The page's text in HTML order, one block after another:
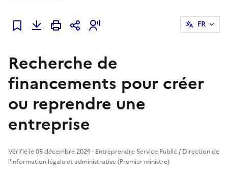
Ajouter à mes favoris
FR
Recherche de
financements pour créer
ou reprendre une
entreprise
Vérifié le 05 décembre 2024 - Entreprendre Service Public / Direction de
l'information légale et administrative (Premier ministre)